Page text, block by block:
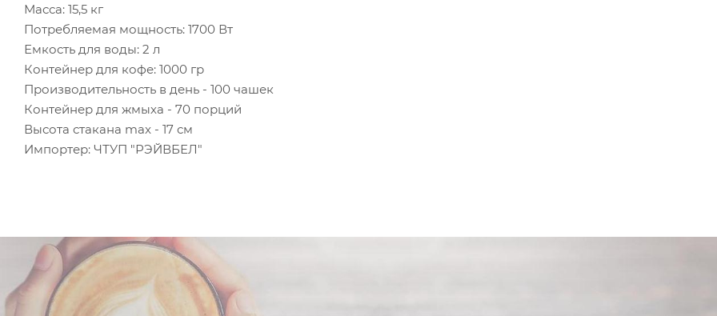
Масса: 15,5 кг
Потребляемая мощность: 1700 Вт
Емкость для воды: 2 л
Контейнер для кофе: 1000 гр
Производительность в день - 100 чашек
Контейнер для жмыха - 70 порций
Высота стакана max - 17 см
Импортер: ЧТУП "РЭЙВБЕЛ"